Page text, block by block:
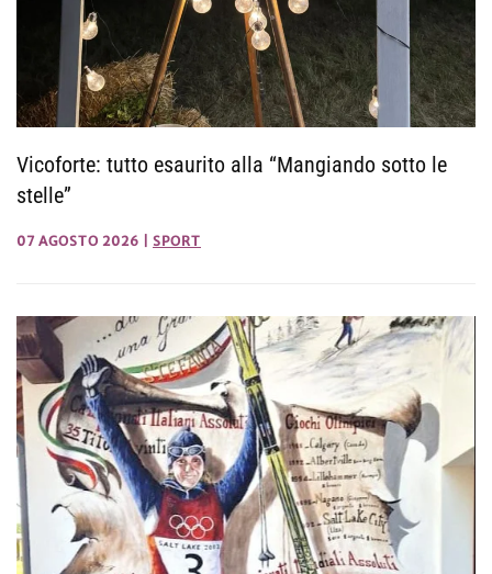
Vicoforte: tutto esaurito alla “Mangiando sotto le
stelle”
07 AGOSTO 2026 SPORT